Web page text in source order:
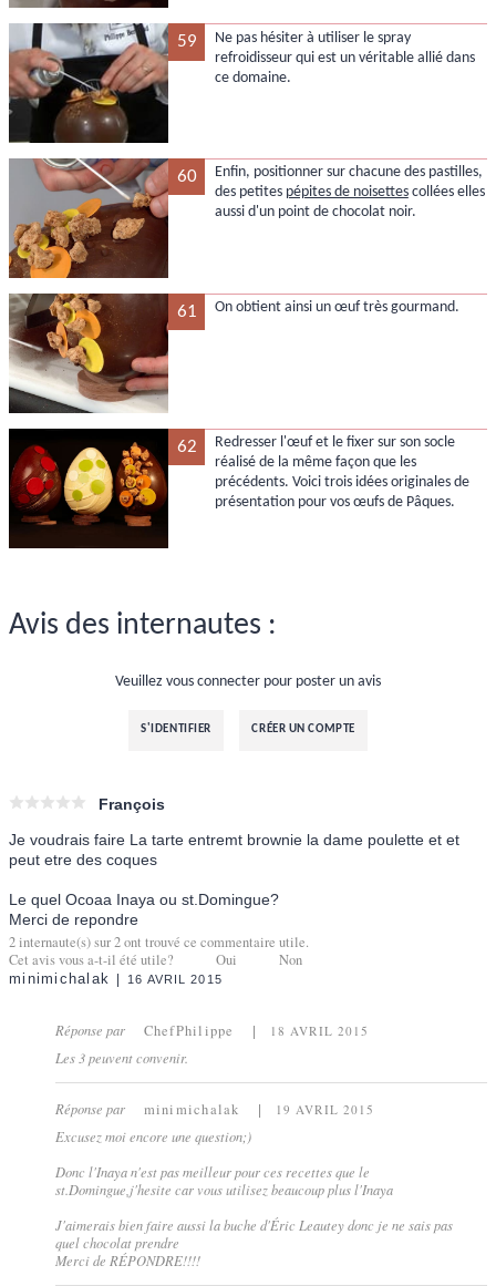
59
Ne pas hésiter à utiliser le spray
refroidisseur qui est un véritable allié dans
ce domaine.
60
Enfin, positionner sur chacune des pastilles,
des petites pépites de noisettescollées elles
aussi d'un point de chocolat noir.
61 On obtient ainsi un œuf très gourmand.
62
Redresser l'œuf et le fixer sur son socle
réalisé de la même façon que les
précédents. Voici trois idées originales de
présentation pour vos œufs de Pâques.
Avis des internautes :
Veuillez vous connecter pour poster un avis
S'IDENTIFIER CRÉER UN COMPTE
François
Je voudrais faire La tarte entremt brownie la dame poulette et et
peut etre des coques
Le quel Ocoaa Inaya ou st.Domingue?
Merci de repondre
2internaute(s) sur2ont trouvé ce commentaire utile.
Cet avis vous a-t-il été utile?
Oui Non
minimichalak 16 AVRIL 2015
Réponse par ChefPhilippe 18 AVRIL 2015
Les 3 peuvent convenir.
Réponse par minimichalak 19 AVRIL 2015
Excusez moi encore une question;)
Donc l'Inaya n'est pas meilleur pour ces recettes que le
st.Domingue,j'hesite car vous utilisez beaucoup plus l'Inaya
J'aimerais bien faire aussi la buche d'Éric Leautey donc je ne sais pas
quel chocolat prendre
Merci de RÉPONDRE!!!!